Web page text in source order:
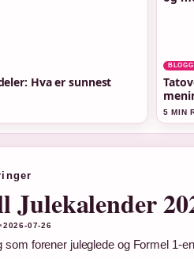
Hva er sunnest
BLOGG
5 MIN
Julekalender
•2026-07-26
som forener juleglede og Formel 1-